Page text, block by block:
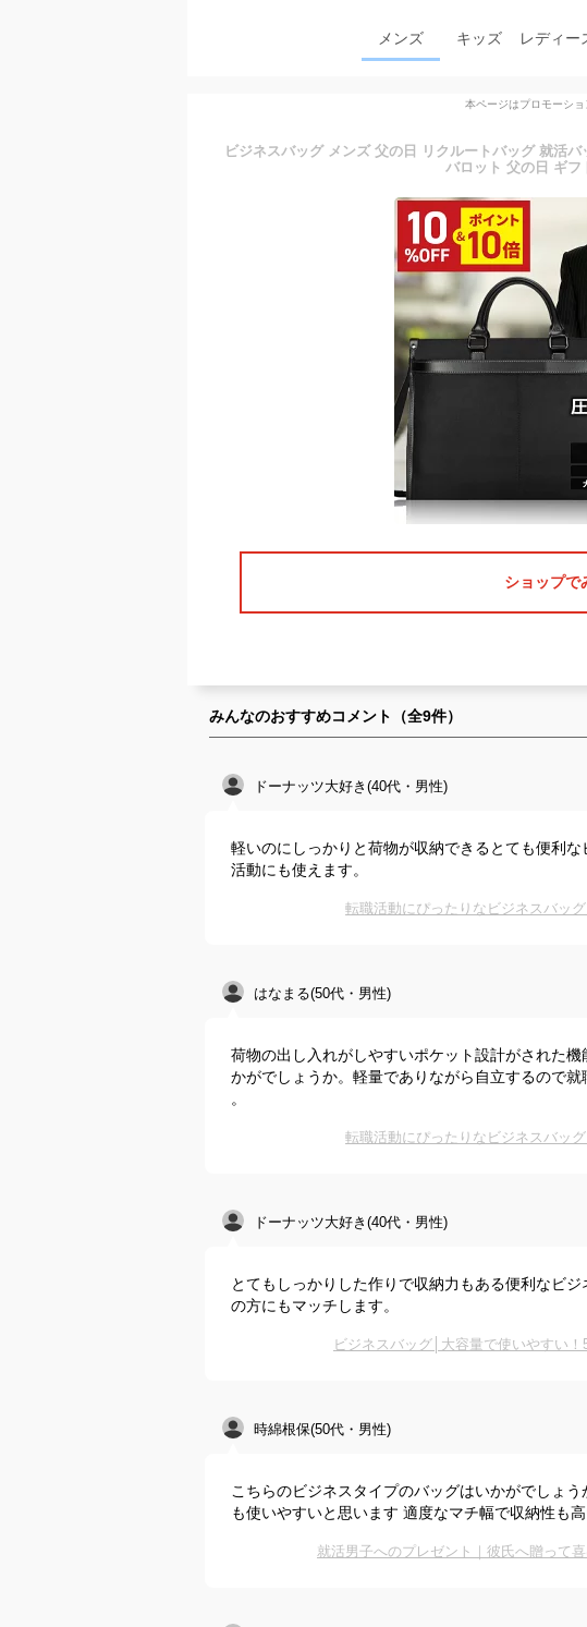
メンズ キッズ レディー
本ページはプロモーシ
ビジネスバッグ メンズ 父の日 リクルートバッグ 就活
バロット 父の日 ギフ
ショップで
みんなのおすすめコメント（全9件）
ドーナッツ大好き(40代・男性)
軽いのにしっかりと荷物が収納できるとても便利
活動にも使えます。
転職活動にぴったりなビジネスバッ
はなまる(50代・男性)
荷物の出し入れがしやすいポケット設計がされた
かがでしょうか。軽量でありながら自立するので
。
転職活動にぴったりなビジネスバッ
ドーナッツ大好き(40代・男性)
とてもしっかりした作りで収納力もある便利なビ
の方にもマッチします。
ビジネスバッグ│大容量で使いやすい
時綿根保(50代・男性)
こちらのビジネスタイプのバッグはいかがでしょ
も使いやすいと思います 適度なマチ幅で収納性も
就活男子へのプレゼント｜彼氏へ贈って